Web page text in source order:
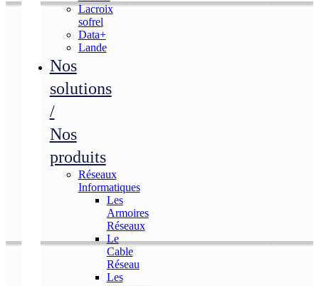
Lacroix
sofrel
Data+
Lande
Nos
solutions
/
Nos
produits
Réseaux
Informatiques
Les
Armoires
Réseaux
Le
Cable
Réseau
Les